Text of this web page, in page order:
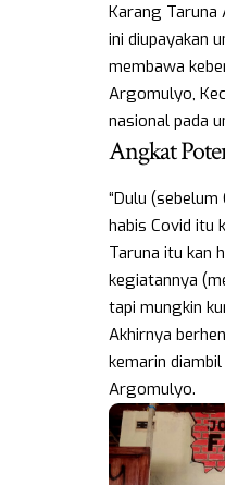
Karang
ini diupayakan
membawa
Argomulyo,
nasional pada
Angkat
“Dulu
habis Covid itu
Taruna itu kan
kegiatannya
tapi mungkin
Akhirnya
kemarin
Argomulyo.